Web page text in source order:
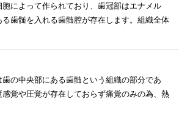
によって作られており、歯冠部はエナメル
歯髄を入れる歯髄腔が存在します。組織全体
の中央部にある歯髄という組織の部分であ
覚や圧覚が存在しておらず痛覚のみの為、熱